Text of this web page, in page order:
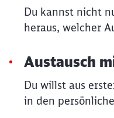
Du kannst nicht
heraus, welcher
Austausch
Du willst aus
in den